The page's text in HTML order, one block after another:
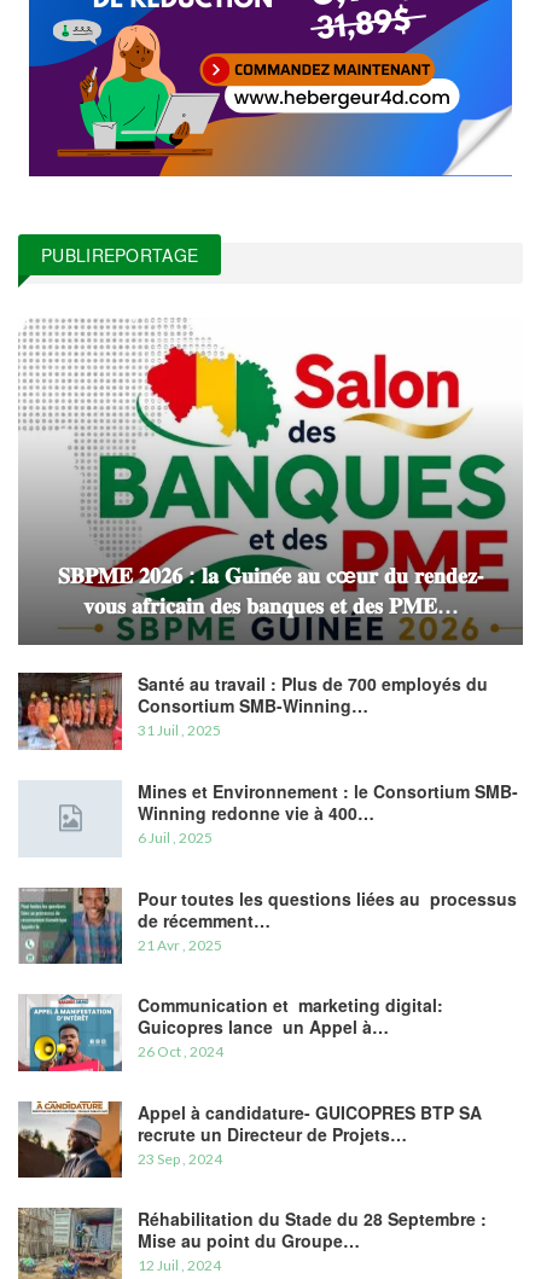
PUBLIREPORTAGE
𝐒𝐁𝐏𝐌𝐄 𝟐𝟎𝟐𝟔 : 𝐥𝐚 𝐆𝐮𝐢𝐧𝐞́𝐞 𝐚𝐮 𝐜œ𝐮𝐫 𝐝𝐮 𝐫𝐞𝐧𝐝𝐞𝐳-
𝐯𝐨𝐮𝐬 𝐚𝐟𝐫𝐢𝐜𝐚𝐢𝐧 𝐝𝐞𝐬 𝐛𝐚𝐧𝐪𝐮𝐞𝐬 𝐞𝐭 𝐝𝐞𝐬 𝐏𝐌𝐄…
Santé au travail : Plus de 700 employés du
Consortium SMB-Winning…
31 Juil , 2025
Mines et Environnement : le Consortium SMB-
Winning redonne vie à 400…
6 Juil , 2025
Pour toutes les questions liées au processus
de récemment…
21 Avr , 2025
Communication et marketing digital:
Guicopres lance un Appel à…
26 Oct , 2024
Appel à candidature- GUICOPRES BTP SA
recrute un Directeur de Projets…
23 Sep , 2024
Réhabilitation du Stade du 28 Septembre :
Mise au point du Groupe…
12 Juil , 2024